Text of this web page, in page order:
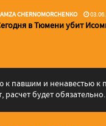
CHERNOMORCHENKO
в Тюмени убит
к павшим и ненавестью к
расчет будет обязательно.